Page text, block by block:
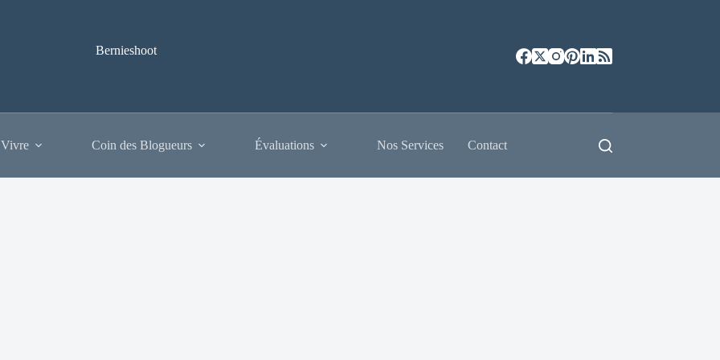
Bernieshoot
Coin des Blogueurs Évaluations Nos Services Contact